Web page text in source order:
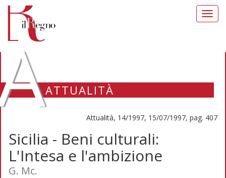
ATTUALITÀ
Attualità, 14/1997, 15/07/1997, pag. 407
Sicilia - Beni culturali:
L'Intesa e l'ambizione
G. Mc.